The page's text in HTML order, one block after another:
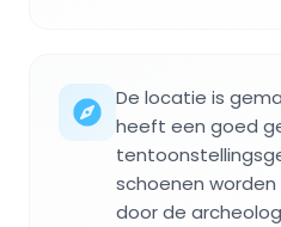
De locatie is
heeft een goed
schoenen
door de